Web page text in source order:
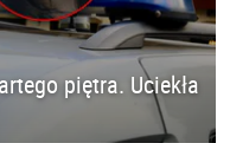
piętra. Uciekła